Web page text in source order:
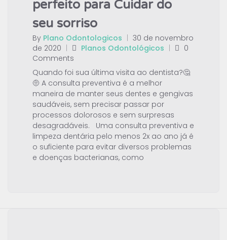
perfeito para Cuidar do
seu sorriso
By Plano Odontologicos | 30 de novembro
de 2020 | Planos Odontológicos |
0
Comments
Quando foi sua última visita ao dentista?🤔
🤨 A consulta preventiva é a melhor
maneira de manter seus dentes e gengivas
saudáveis, sem precisar passar por
processos dolorosos e sem surpresas
desagradáveis. Uma consulta preventiva e
limpeza dentária pelo menos 2x ao ano já é
o suficiente para evitar diversos problemas
e doenças bacterianas, como